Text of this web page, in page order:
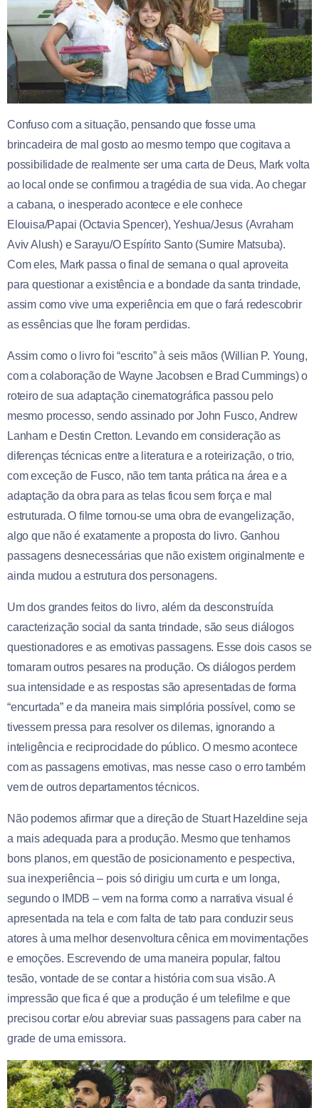
Confuso com a situação, pensando que fosse uma
brincadeira de mal gosto ao mesmo tempo que cogitava a
possibilidade de realmente ser uma carta de Deus, Mark volta
ao local onde se confirmou a tragédia de sua vida. Ao chegar
a cabana, o inesperado acontece e ele conhece
Elouisa/Papai (Octavia Spencer), Yeshua/Jesus (Avraham
Aviv Alush) e Sarayu/O Espírito Santo (Sumire Matsuba).
Com eles, Mark passa o final de semana o qual aproveita
para questionar a existência e a bondade da santa trindade,
assim como vive uma experiência em que o fará redescobrir
as essências que lhe foram perdidas.
Assim como o livro foi “escrito” à seis mãos (Willian P. Young,
com a colaboração de Wayne Jacobsen e Brad Cummings) o
roteiro de sua adaptação cinematográfica passou pelo
mesmo processo, sendo assinado por John Fusco, Andrew
Lanham e Destin Cretton. Levando em consideração as
diferenças técnicas entre a literatura e a roteirização, o trio,
com exceção de Fusco, não tem tanta prática na área e a
adaptação da obra para as telas ficou sem força e mal
estruturada. O filme tornou-se uma obra de evangelização,
algo que não é exatamente a proposta do livro. Ganhou
passagens desnecessárias que não existem originalmente e
ainda mudou a estrutura dos personagens.
Um dos grandes feitos do livro, além da desconstruída
caracterização social da santa trindade, são seus diálogos
questionadores e as emotivas passagens. Esse dois casos se
tornaram outros pesares na produção. Os diálogos perdem
sua intensidade e as respostas são apresentadas de forma
“encurtada” e da maneira mais simplória possível, como se
tivessem pressa para resolver os dilemas, ignorando a
inteligência e reciprocidade do público. O mesmo acontece
com as passagens emotivas, mas nesse caso o erro também
vem de outros departamentos técnicos.
Não podemos afirmar que a direção de Stuart Hazeldine seja
a mais adequada para a produção. Mesmo que tenhamos
bons planos, em questão de posicionamento e pespectiva,
sua inexperiência – pois só dirigiu um curta e um longa,
segundo o IMDB – vem na forma como a narrativa visual é
apresentada na tela e com falta de tato para conduzir seus
atores à uma melhor desenvoltura cênica em movimentações
e emoções. Escrevendo de uma maneira popular, faltou
tesão, vontade de se contar a história com sua visão. A
impressão que fica é que a produção é um telefilme e que
precisou cortar e/ou abreviar suas passagens para caber na
grade de uma emissora.